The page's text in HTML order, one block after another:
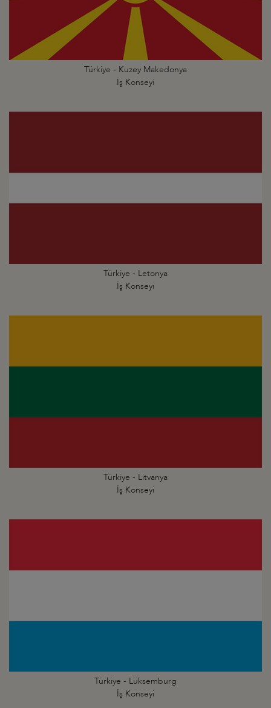
Türkiye - Kuzey Makedonya
İş Konseyi
Türkiye - Letonya
İş Konseyi
Türkiye - Litvanya
İş Konseyi
Türkiye - Lüksemburg
İş Konseyi